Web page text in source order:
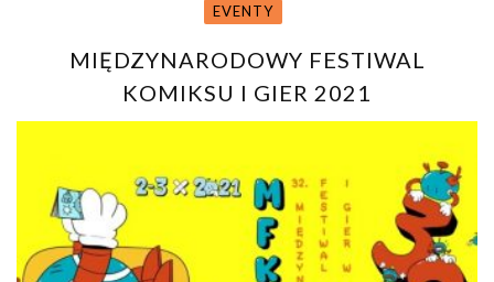
EVENTY
MIĘDZYNARODOWY FESTIWAL
KOMIKSU I GIER 2021